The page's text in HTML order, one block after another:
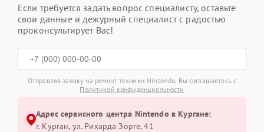
Если требуется задать вопрос специалисту, оставьте
свои данные и дежурный специалист с радостью
проконсультирует Вас!
Отправляя заявку на ремонт техники Nintendo, Вы соглашаетесь с
Политикой конфиденциальности
Адрес сервисного центра Nintendo в Кургане:
г. Курган, ул. Рихарда Зорге, 41